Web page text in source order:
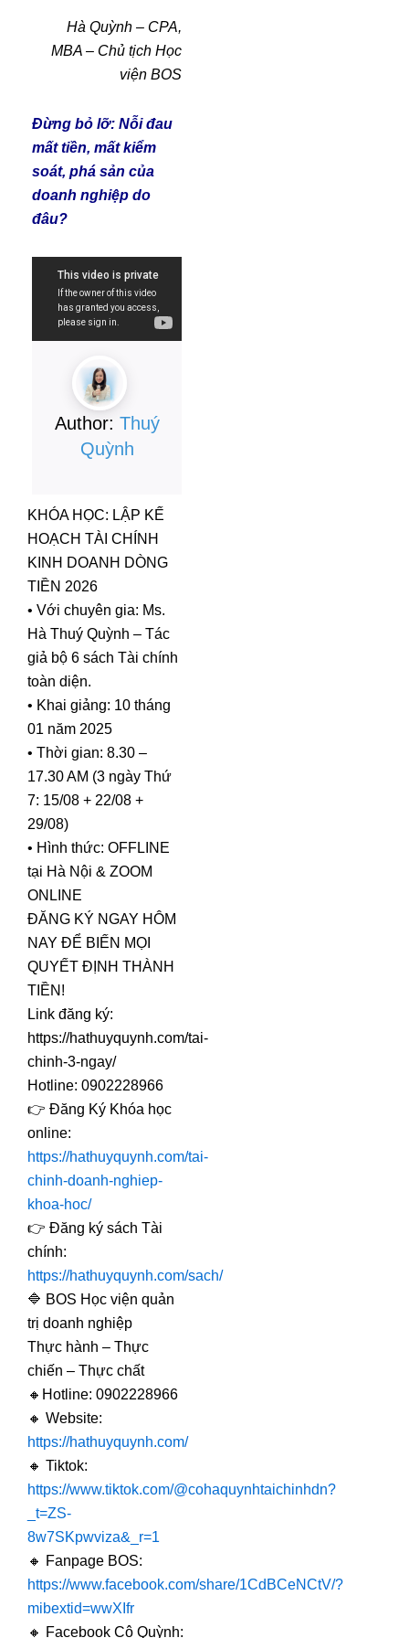
Hà Quỳnh – CPA,
MBA – Chủ tịch Học
viện BOS
Đừng bỏ lỡ: Nỗi đau
mất tiền, mất kiểm
soát, phá sản của
doanh nghiệp do
đâu?
Author: Thuý
Quỳnh
KHÓA HỌC: LẬP KẾ
HOẠCH TÀI CHÍNH
KINH DOANH DÒNG
TIỀN 2026
• Với chuyên gia: Ms.
Hà Thuý Quỳnh – Tác
giả bộ 6 sách Tài chính
toàn diện.
• Khai giảng: 10 tháng
01 năm 2025
• Thời gian: 8.30 –
17.30 AM (3 ngày Thứ
7: 15/08 + 22/08 +
29/08)
• Hình thức: OFFLINE
tại Hà Nội & ZOOM
ONLINE
ĐĂNG KÝ NGAY HÔM
NAY ĐỂ BIẾN MỌI
QUYẾT ĐỊNH THÀNH
TIỀN!
Link đăng ký:
https://hathuyquynh.com/tai-
chinh-3-ngay/
Hotline: 0902228966
👉 Đăng Ký Khóa học
online:
https://hathuyquynh.com/tai-
chinh-doanh-nghiep-
khoa-hoc/
👉 Đăng ký sách Tài
chính:
https://hathuyquynh.com/sach/
🔷 BOS Học viện quản
trị doanh nghiệp
Thực hành – Thực
chiến – Thực chất
🔸Hotline: 0902228966
🔸 Website:
https://hathuyquynh.com/
🔸 Tiktok:
https://www.tiktok.com/@cohaquynhtaichinhdn?
_t=ZS-
8w7SKpwviza&_r=1
🔸 Fanpage BOS:
https://www.facebook.com/share/1CdBCeNCtV/?
mibextid=wwXIfr
🔸 Facebook Cô Quỳnh: